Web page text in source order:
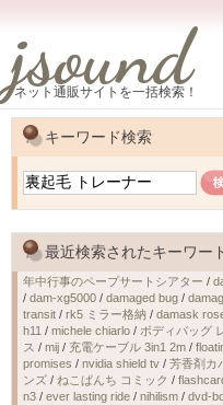
jsound
ネット通販サイトを一括検索！
キーワード検索
最近検索されたキーワー
年中行事のペープサートシアター /
/ dam-xg5000 / damaged bug /
transit / rk5 ミラー格納 / damask
h11 / michele chiarlo / ボディバッグ
ス / mij / 充電ケーブル 3in1 2m /
promises / nvidia shield tv / 芳香剤カ
ンズ / ねこぱんち コミック /
n3 / ever lasting ride / nihilism / dvd-